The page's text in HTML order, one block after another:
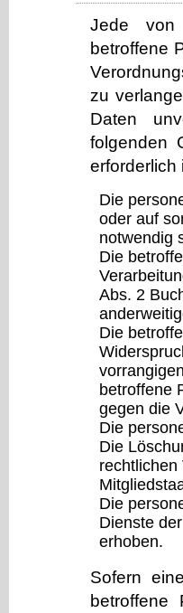
Jede von
betroffene
zu
Daten
folgenden
erforderlich
Die
oder auf
notwendig
Die
Abs. 2
Die
betroffene
gegen die
Die
Die
rechtlichen
Die
Dienste
erhoben.
Sofern
betroffene